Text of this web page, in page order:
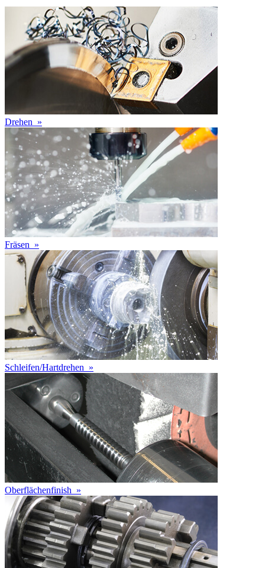
Drehen »
Fräsen »
Schleifen/Hartdrehen »
Oberflächenfinish »